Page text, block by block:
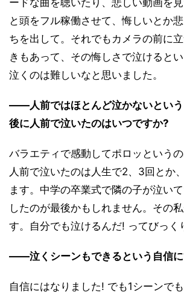
と頭をフル稼働させて、悔しいとか
ちを出して。それでもカメラの前に
きもあって、その悔しさで泣けると
泣くのは難しいなと思いました。
――人前ではほとんど泣かないとい
後に人前で泣いたのはいつですか?
バラエティで感動してポロッというの
人前で泣いたのは人生で2、3回とか
ます。中学の卒業式で隣の子が泣い
したのが最後かもしれません。その
す。自分でも泣けるんだ! ってびっく
――泣くシーンもできるという自信
自信にはなりました! でも1シーンで